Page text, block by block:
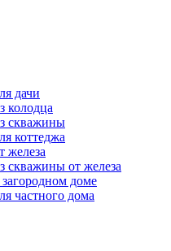
дачи
колодца
скважины
коттеджа
железа
скважины от железа
доме
частного дома